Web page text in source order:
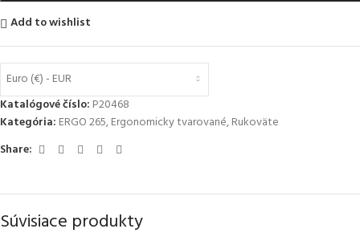
Add to wishlist
Euro (€) - EUR
Katalógové číslo: P20468
Kategória: ERGO 265,Ergonomicky tvarované,Rukoväte
Share:
Súvisiace produkty